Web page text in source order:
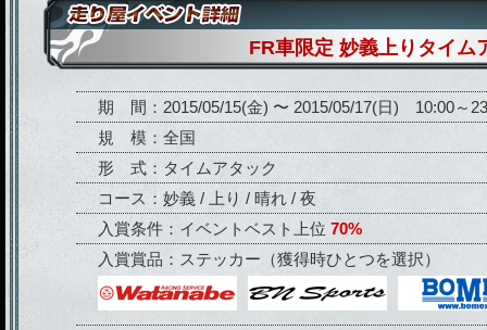
FR車限定 妙義上りタイム
期 間：2015/05/15(金) 〜 2015/05/17(日) 10:00～
規 模：全国
形 式：タイムアタック
コース：妙義 / 上り / 晴れ / 夜
入賞条件：イベントベスト上位 70%
入賞賞品：ステッカー（獲得時ひとつを選択）